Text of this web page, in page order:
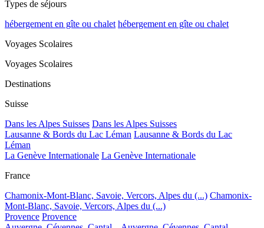
Types de séjours
hébergement en gîte ou chalet hébergement en gîte ou chalet
Voyages Scolaires
Voyages Scolaires
Destinations
Suisse
Dans les Alpes Suisses Dans les Alpes Suisses
Lausanne & Bords du Lac Léman Lausanne & Bords du Lac
Léman
La Genève Internationale La Genève Internationale
France
Chamonix-Mont-Blanc, Savoie, Vercors, Alpes du (...) Chamonix-
Mont-Blanc, Savoie, Vercors, Alpes du (...)
Provence Provence